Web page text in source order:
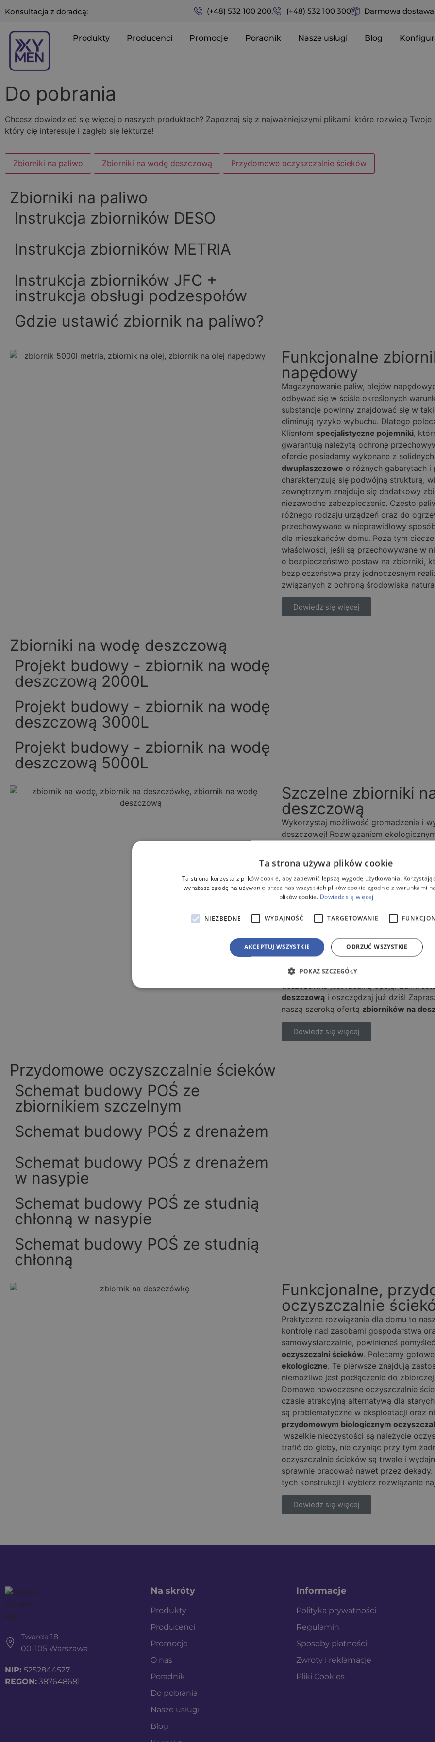
Konsultacja z doradcą: (+48) 532 100 200, (+48) 532 100 300 Darmowa
Produkty Producenci Promocje Poradnik Nasze usługi Blog
Do pobrania
Chcesz dowiedzieć się więcej o naszych produktach? Zapoznaj się z najważniejszymi plikami, które rozwieją
który cię interesuje i zagłęb się lekturze!
Zbiorniki na paliwo Zbiorniki na wodę deszczową Przydomowe oczyszczalnie ścieków
Zbiorniki na paliwo
Instrukcja zbiorników DESO
Instrukcja zbiorników METRIA
Instrukcja zbiorników JFC +
instrukcja obsługi podzespołów
Gdzie ustawić zbiornik na paliwo?
Funkcjonalne
napędowy
Magazynowanie paliw, olejów
odbywać się w ściśle określonych
substancje powinny znajdować się w
eliminują ryzyko wybuchu. Dlatego
Klientom specjalistyczne pojemniki,
gwarantują należytą ochronę
ofercie posiadamy wykonane z solidnych
dwupłaszczowe o różnych gabarytach i
charakteryzują się podwójną strukturą,
zewnętrznym znajduje się dodatkowy
niezawodne zabezpieczenie. Często
różnego rodzaju urządzeń oraz do
przechowywane w nieprawidłowy
dla mieszkańców domu. Poza tym
właściwości, jeśli są przechowywane w
o bezpieczeństwo postaw na zbiorniki,
bezpieczeństwa przy jednoczesnym
związanych z ochroną środowiska
Dowiedz się więcej
Zbiorniki na wodę deszczową
Projekt budowy - zbiornik na wodę
deszczową 2000L​
Projekt budowy - zbiornik na wodę
deszczową 3000L​
Projekt budowy - zbiornik na wodę
deszczową 5000L​
Szczelne zbiorniki
deszczową
Wykorzystaj możliwość gromadzenia i
deszczowej! Rozwiązaniem
składowanie wody, która występuje w
przydaje się do wielu czynności, może
do podlewania przydomowego ogródka
wody deszczowej, zamiast tej bieżącej,
kranu, jest niezwykle ekonomiczne i
przeznaczone do przechowywania
pojemne. Przez specjalny system
dachu, więc cała spływająca
jest także odpowiednio filtrowana przez
wykonywania prac zewnętrznych
deszczówka jest idealną opcją.
deszczową i oszczędzaj już dziś!
naszą szeroką ofertą zbiorników na
Dowiedz się więcej
Przydomowe oczyszczalnie ścieków
Schemat budowy POŚ ze
zbiornikiem szczelnym
Schemat budowy POŚ z drenażem
Schemat budowy POŚ z drenażem
w nasypie
Schemat budowy POŚ ze studnią
chłonną w nasypie
Schemat budowy POŚ ze studnią
chłonną
Funkcjonalne,
oczyszczalnie
Praktyczne rozwiązania dla domu to
kontrolę nad zasobami gospodarstwa
samowystarczalnie, powinieneś
oczyszczalni ścieków. Polecamy gotowe
ekologiczne. Te pierwsze znajdują
niemożliwe jest podłączenie do
Domowe nowoczesne oczyszczalnie
czasie atrakcyjną alternatywą dla
są problematyczne w eksploatacji oraz
przydomowym biologicznym
wszelkie nieczystości są należycie
trafić do gleby, nie czyniąc przy tym
oczyszczalnie ścieków są trwałe i
sprawnie pracować nawet przez
tych konstrukcji i wybierz rozwiązanie
Dowiedz się więcej
Twarda 18
00-105 Warszawa
NIP: 5252844527
REGON: 387648681
Na skróty
Produkty
Producenci
Promocje
O nas
Poradnik
Do pobrania
Nasze usługi
Blog
Informacje
Polityka prywatności
Regulamin
Sposoby płatności
Zwroty i reklamacje
Pliki Cookies
Ta strona używa plików cookie
Ta strona korzysta z plików cookie, aby zapewnić lepszą wygodę użytkowania.
wyrażasz zgodę na używanie przez nas wszystkich plików cookie zgodnie z warunkami
plików cookie. Dowiedz się więcej
NIEZBĘDNE WYDAJNOŚĆ TARGETOWANIE
AKCEPTUJ WSZYSTKIE ODRZUĆ WSZYSTKIE
POKAŻ SZCZEGÓŁY